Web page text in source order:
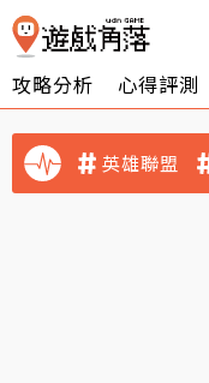
攻略分析 心得評測
英雄聯盟